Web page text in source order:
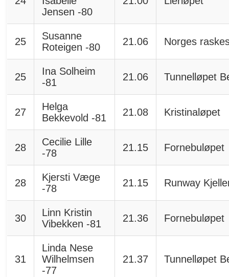
Jensen -80
25
Susanne
Roteigen -80
21.06 Norges
25
Ina Solheim
-81
21.06 Tunnelløpet
27
Helga
Bekkevold -81
21.08 Kristinaløpet
28
Cecilie Lille
-78
21.15 Fornebuløpet
28
Kjersti Væge
-78
21.15 Runway
30
Linn Kristin
Vibekken -81
21.36 Fornebuløpet
31
Linda Nese
Wilhelmsen
-77
21.37 Tunnelløpet